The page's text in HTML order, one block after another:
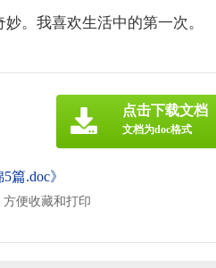
。我喜欢生活中的第一次。
篇.doc》
便收藏和打印
点击下载文档
文档为doc格式